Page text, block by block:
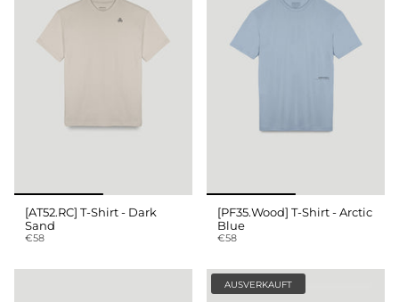
[AT52.RC] T-Shirt - Dark
Sand
€58
[PF35.Wood] T-Shirt - Arctic
Blue
€58
AUSVERKAUFT